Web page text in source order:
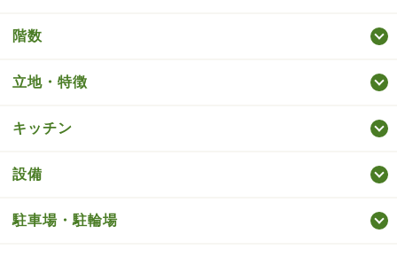
階数
立地・特徴
キッチン
設備
駐車場・駐輪場